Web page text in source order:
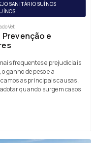
SANITÁRIO SUÍNOS
e
frequentes e prejudiciais
ganho de peso e a
as principais causas,
quando surgem casos